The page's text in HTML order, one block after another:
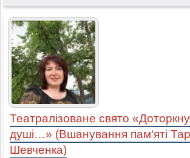
Театралізоване свято
душі…» (Вшанування пам‘яті
Шевченка)